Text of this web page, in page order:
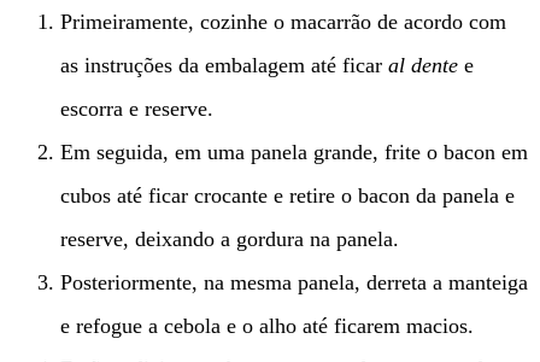
Primeiramente, cozinhe o macarrão de acordo com
as instruções da embalagem até ficar al dente e
escorra e reserve.
Em seguida, em uma panela grande, frite o bacon em
cubos até ficar crocante e retire o bacon da panela e
reserve, deixando a gordura na panela.
Posteriormente, na mesma panela, derreta a manteiga
e refogue a cebola e o alho até ficarem macios.